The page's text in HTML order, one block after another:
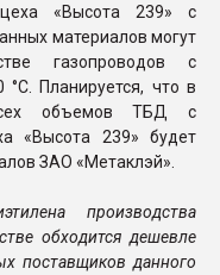
«Высота 239» с
материалов могут
газопроводов с
°С. Планируется, что в
объемов ТБД с
«Высота 239» будет
ЗАО «Метаклэй».
производства
обходится дешевле
поставщиков данного